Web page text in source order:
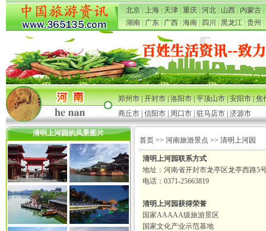
北京 上海 天津 重庆 河北 山西 内蒙古
湖南
广东 广西 海南 四川 黑龙江 贵州
郑州市|开封市|洛阳市|平顶山市|安阳市|焦
商丘市 信阳市 周口市 驻马店市 济源市
清明上河园的风景图片
首页 >> 河南旅游景点 >> 清明上河园
清明上河园联系方式
地址：河南省开封市龙亭区龙亭西路5
电话：0371-25663819
清明上河园获得荣誉
国家AAAAA级旅游景区
国家文化产业示范基地